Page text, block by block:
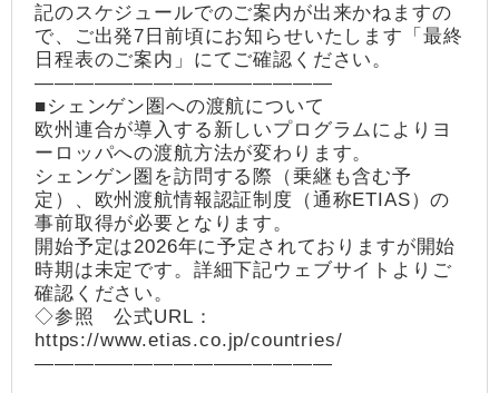
記のスケジュールでのご案内が出来かねますの
で、ご出発7日前頃にお知らせいたします「最終
日程表のご案内」にてご確認ください。
―――――――――――――――
■シェンゲン圏への渡航について
欧州連合が導入する新しいプログラムによりヨ
ーロッパへの渡航方法が変わります。
シェンゲン圏を訪問する際（乗継も含む予
定）、欧州渡航情報認証制度（通称ETIAS）の
事前取得が必要となります。
開始予定は2026年に予定されておりますが開始
時期は未定です。詳細下記ウェブサイトよりご
確認ください。
◇参照 公式URL：
https://www.etias.co.jp/countries/
―――――――――――――――